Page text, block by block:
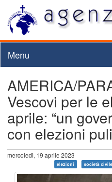
Menu
AMERICA/
Vescovi per le
aprile: “un
con elezioni
mercoledì, 19 aprile 2023
elezioni società civile